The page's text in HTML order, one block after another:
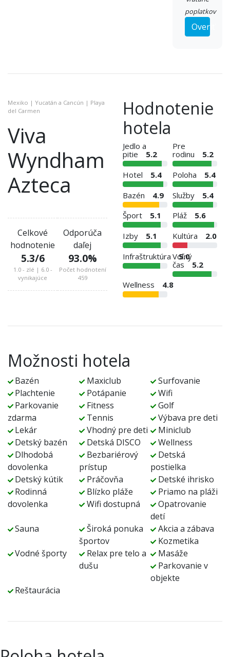
poplatkov
Overiť
Mexiko | Yucatán a Cancún | Playa
del Carmen
Viva
Wyndham
Azteca
Celkové
hodnotenie
5.3/6
1.0 - zlé | 6.0 -
vynikajúce
Odporúča
daľej
93.0%
Počet hodnotení
459
Hodnotenie
hotela
Jedlo a
pitie
5.2
Pre
rodinu
5.2
Hotel
5.4 Poloha
5.4
Bazén
4.9 Služby
5.4
Šport
5.1 Pláž
5.6
Izby
5.1 Kultúra
2.0
Infraštruktúra
5.0
Voľný
čas
5.2
Wellness
4.8
Možnosti hotela
Bazén Maxiclub
Surfovanie
Plachtenie
Potápanie
Wifi
Parkovanie
zdarma
Fitness
Golf
Tennis
Výbava pre deti
Lekár
Vhodný pre deti
Miniclub
Detský bazén
Detská DISCO
Wellness
Dlhodobá
dovolenka
Bezbariérový
prístup
Detská
postielka
Detský kútik
Práčovňa
Detské ihrisko
Rodinná
dovolenka
Blízko pláže
Priamo na pláži
Wifi dostupná
Opatrovanie
detí
Sauna
Široká ponuka
športov
Akcia a zábava
Kozmetika
Vodné športy
Relax pre telo a
dušu
Masáže
Parkovanie v
objekte
Reštaurácia